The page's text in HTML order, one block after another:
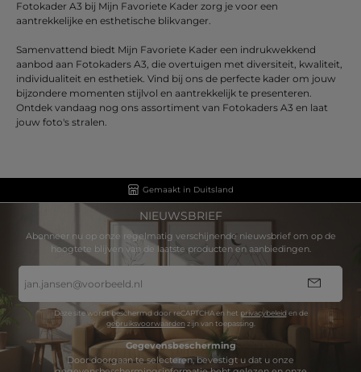
Fotokader A3 bij Mijn Favoriete Kader zorg je voor een
aantrekkelijke en esthetische blikvanger.
Samenvattend biedt Mijn Favoriete Kader een indrukwekkend
aanbod aan Fotokaders A3, die overtuigen met diversiteit, kwaliteit,
individualiteit en esthetiek. Vind bij ons de perfecte kader om jouw
bijzondere momenten stijlvol en aantrekkelijk te presenteren.
Ontdek vandaag nog ons assortiment van Fotokaders A3 en laat
jouw foto's stralen.
Gemaakt in Duitsland
NIEUWSBRIEF
Abonneer nu op onze regelmatig verschijnende nieuwsbrief om op de
hoogtete blijven van de laatste producten en aanbiedingen.
mailadres
*
Deze site wordt beschermd door reCAPTCHA en het privacybeleid en de
gebruiksvoorwaarden zijn van toepassing.
Gegevensbescherming